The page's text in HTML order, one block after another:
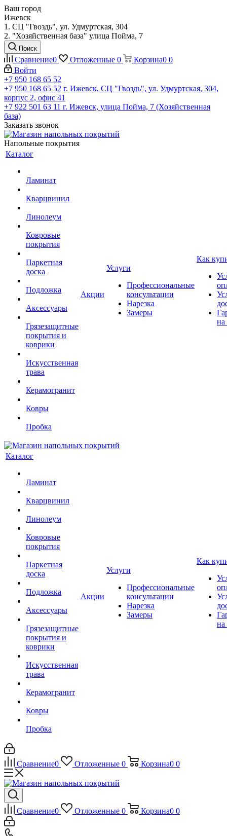
Ваш город
Ижевск
1. СЦ "Гвоздь", ул. Удмуртская, 304
2. "Хозяйственная база" улица Пойма, 7
Поиск
Сравнение0 Отложенные 0 Корзина0 0
Войти
+7 950 168 65 52
+7 950 168 65 52 г. Ижевск, СЦ "Гвоздь", ул. Удмуртская, 304,
корпус 2, офис 41
+7 922 501 63 11 г. Ижевск, улица Пойма, 7 (Хозяйственная
база)
Заказать звонок
Напольные покрытия
Каталог
Ламинат
Кварцвинил
Линолеум
Ковровые
покрытия
Паркетная
доска
Подложка
Аксессуары
Грязезащитные
покрытия и
коврики
Искусственная
трава
Керамогранит
Ковры
Пробка
Акции
Услуги
Профессиональные
консультации
Нарезка
Замеры
Как
на
Каталог
Ламинат
Кварцвинил
Линолеум
Ковровые
покрытия
Паркетная
доска
Подложка
Аксессуары
Грязезащитные
покрытия и
коврики
Искусственная
трава
Керамогранит
Ковры
Пробка
Акции
Услуги
Профессиональные
консультации
Нарезка
Замеры
Как
на
Сравнение0 Отложенные 0 Корзина0 0
Сравнение0 Отложенные 0 Корзина0 0